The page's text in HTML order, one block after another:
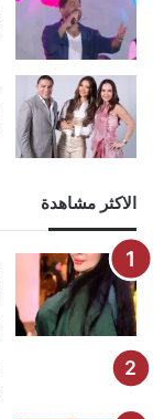
الاكثر مشاهدة